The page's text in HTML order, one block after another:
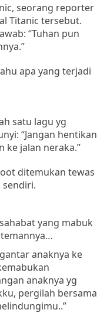
seorang reporter
Titanic tersebut.
: “Tuhan pun
.”
apa yang terjadi
satu lagu yg
: “Jangan hentikan
ke jalan neraka.”
ditemukan tewas
sendiri.
sahabatyang mabuk
temannya…
anaknya ke
anaknya yg
, pergilah bersama
..”